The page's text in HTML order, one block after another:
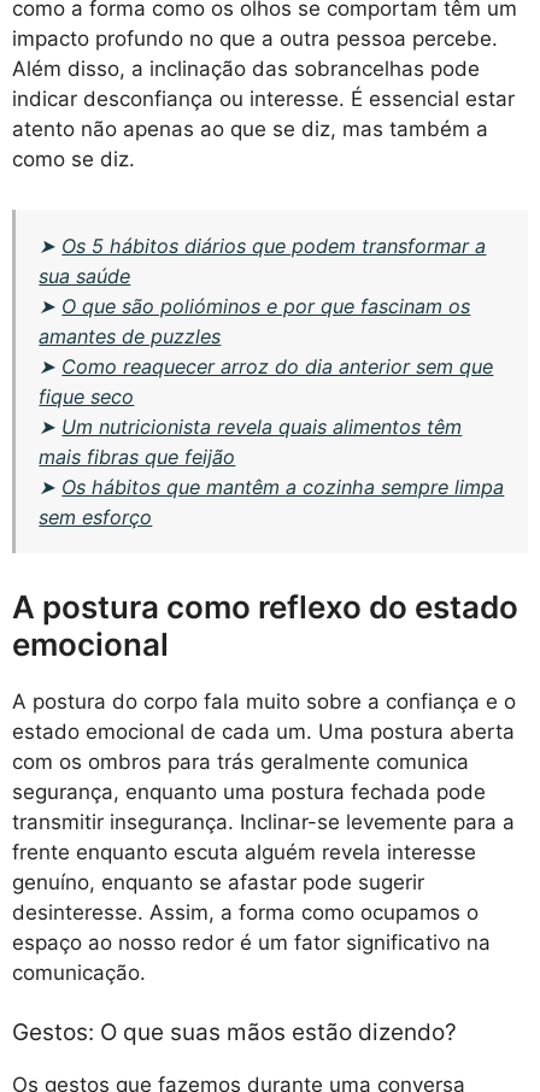
como a forma como os olhos se comportam têm um
impacto profundo no que a outra pessoa percebe.
Além disso, a inclinação das sobrancelhas pode
indicar desconfiança ou interesse. É essencial estar
atento não apenas ao que se diz, mas também a
como se diz.
➤ Os 5 hábitos diários que podem transformar a
sua saúde
➤ O que são polióminos e por que fascinam os
amantes de puzzles
➤ Como reaquecer arroz do dia anterior sem que
fique seco
➤ Um nutricionista revela quais alimentos têm
mais fibras que feijão
➤ Os hábitos que mantêm a cozinha sempre limpa
sem esforço
A postura como reflexo do estado
emocional
A postura do corpo fala muito sobre a confiança e o
estado emocional de cada um. Uma postura aberta
com os ombros para trás geralmente comunica
segurança, enquanto uma postura fechada pode
transmitir insegurança. Inclinar-se levemente para a
frente enquanto escuta alguém revela interesse
genuíno, enquanto se afastar pode sugerir
desinteresse. Assim, a forma como ocupamos o
espaço ao nosso redor é um fator significativo na
comunicação.
Gestos: O que suas mãos estão dizendo?
Os gestos que fazemos durante uma conversa